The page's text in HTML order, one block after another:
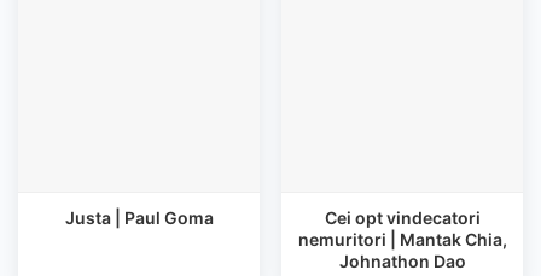
Justa | Paul Goma
Cei opt vindecatori
nemuritori | Mantak Chia,
Johnathon Dao